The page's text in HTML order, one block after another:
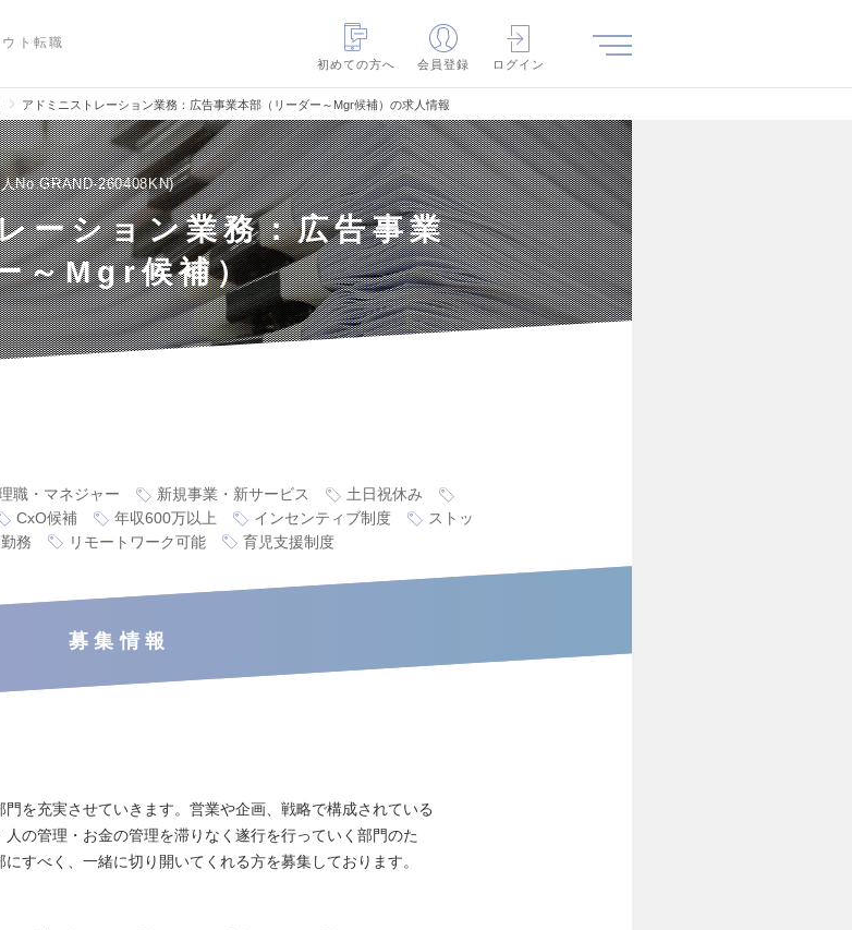
ト転職
初めての方へ
会員登録 ログイン
アドミニストレーション業務：広告事業本部（リーダー～Mgr候補）の求人情報
No.GRAND-260408KN
ーション業務：広告事業
～Mgr候補）
職・マネジャー 新規事業・新サービス
土日祝休み
CxO候補 年収600万以上 インセンティブ制度
ストッ
務 リモートワーク可能 育児支援制度
募集情報
を充実させていきます。営業や企画、戦略で構成されている
の管理・お金の管理を滞りなく遂行を行っていく部門のた
すべく、一緒に切り開いてくれる方を募集しております。